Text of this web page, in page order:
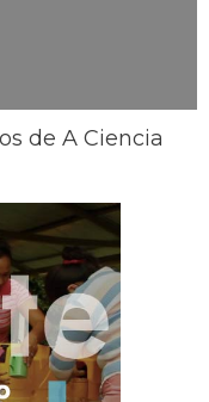
de A Ciencia